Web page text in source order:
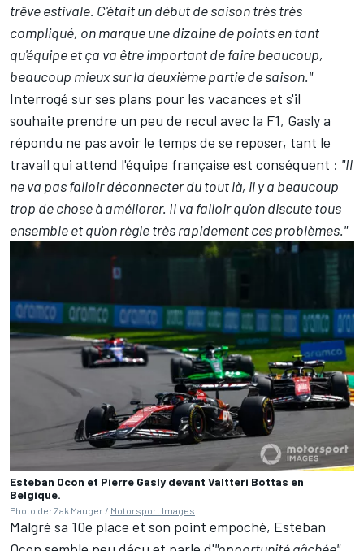
trêve estivale. C'était un début de saison très très
compliqué, on marque une dizaine de points en tant
qu'équipe et ça va être important de faire beaucoup,
beaucoup mieux sur la deuxième partie de saison."
Interrogé sur ses plans pour les vacances et s'il
souhaite prendre un peu de recul avec la F1, Gasly a
répondu ne pas avoir le temps de se reposer, tant le
travail qui attend l'équipe française est conséquent : "Il
ne va pas falloir déconnecter du tout là, il y a beaucoup
trop de chose à améliorer. Il va falloir qu'on discute tous
ensemble et qu'on règle très rapidement ces problèmes."
Esteban Ocon et Pierre Gasly devant Valtteri Bottas en
Belgique.
Photo de: Zak Mauger / Motorsport Images
Malgré sa 10e place et son point empoché, Esteban